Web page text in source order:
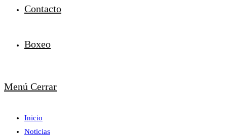
Contacto
Boxeo
Menú Cerrar
Inicio
Noticias